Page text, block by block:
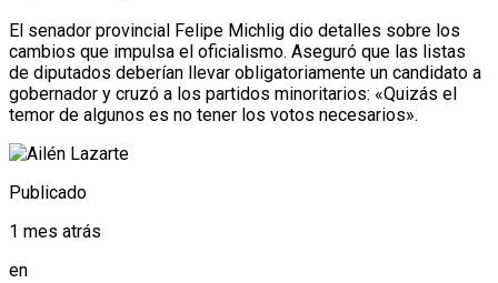
El senador provincial Felipe Michlig dio detalles sobre los
cambios que impulsa el oficialismo. Aseguró que las listas
de diputados deberían llevar obligatoriamente un candidato a
gobernador y cruzó a los partidos minoritarios: «Quizás el
temor de algunos es no tener los votos necesarios».
Publicado
1 mes atrás
en